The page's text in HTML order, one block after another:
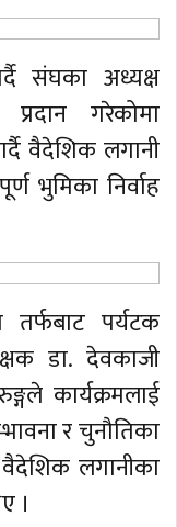
संघका अध्यक्ष
गरेकोमा
वैदेशिक लगानी
भुमिका निर्वाह
पर्यटक
डा. देवकाजी
कार्यक्रमलाई
र चुनौतिका
लगानीका
।